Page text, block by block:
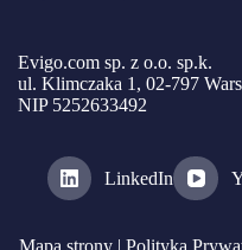
Evigo.com sp. z o.o. sp.k.
ul. Klimczaka 1, 02-797
NIP 5252633492
LinkedIn